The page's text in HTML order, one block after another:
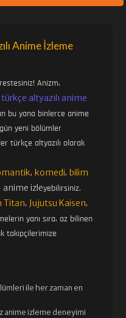
Anime İzleme
Anizm,
türkçe altyazılı anime
bu yana binlerce anime
yeni bölümler
türkçe altyazılı olarak
, komedi, bilim
anime izleyebilirsiniz.
Titan, Jujutsu Kaisen,
yanı sıra, az bilinen
takipçilerimize
ile her zaman en
anime izleme deneyimi